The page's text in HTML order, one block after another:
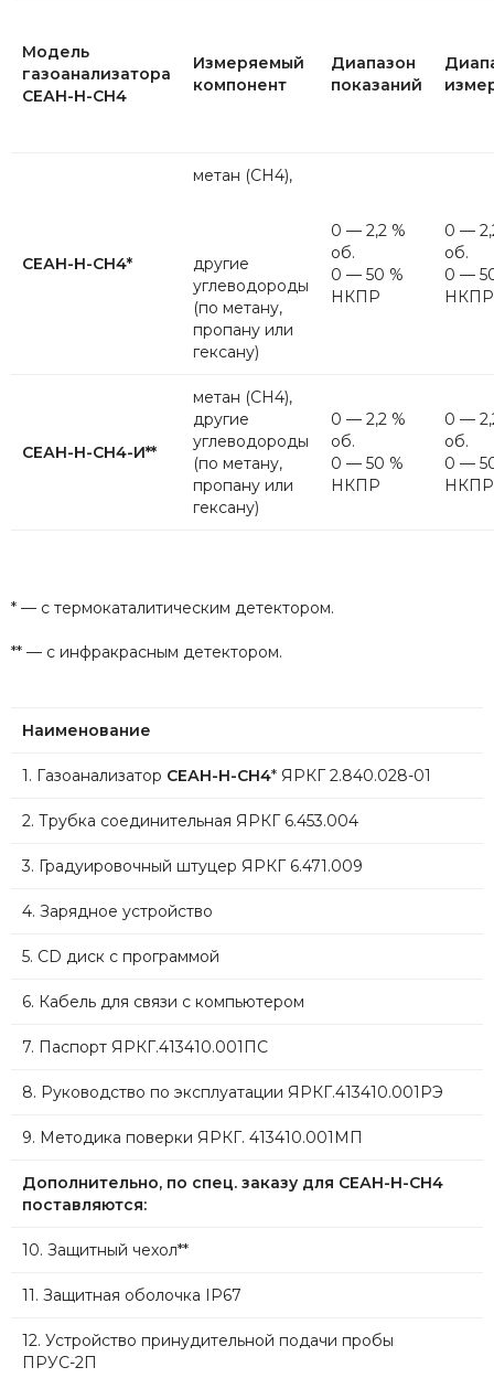
Модель
газоанализатора
СЕАН-Н-CH4
Измеряемый
компонент
Диапазон
показаний
СЕАН-Н-СН4*
метан (СН4),
другие
углеводороды
(по метану,
пропану или
гексану)
0 — 2,2 %
об.
0 — 50 %
НКПР
0 —
об.
0 —
НКПР
СЕАН-Н-CH4-И**
метан (СН4),
другие
углеводороды
(по метану,
пропану или
гексану)
0 — 2,2 %
об.
0 — 50 %
НКПР
0 —
об.
0 —
НКПР
* — с термокаталитическим детектором.
** — с инфракрасным детектором.
Наименование
1. Газоанализатор СЕАН-Н-CH4* ЯРКГ 2.840.028-01
2. Трубка соединительная ЯРКГ 6.453.004
3. Градуировочный штуцер ЯРКГ 6.471.009
4. Зарядное устройство
5. CD диск с программой
6. Кабель для связи с компьютером
7. Паспорт ЯРКГ.413410.001ПС
8. Руководство по эксплуатации ЯРКГ.413410.001РЭ
9. Методика поверки ЯРКГ. 413410.001МП
Дополнительно, по спец. заказу для СЕАН-Н-CH4
поставляются:
10. Защитный чехол**
11. Защитная оболочка IP67
12. Устройство принудительной подачи пробы
ПРУС-2П